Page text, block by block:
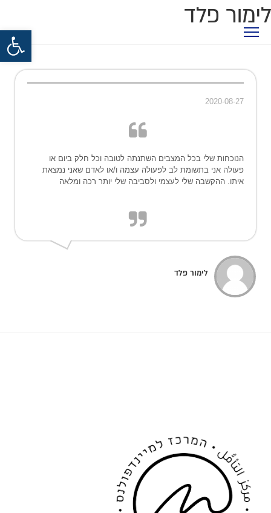
פתח סרגל נגישות
לימור פלד
2020-08-27
הנוכחות שלי בכל המצבים השתנתה לטובה וכל חלק ביום או
פעולה אני בתשומת לב לפעולה עצמה ו/או לאדם שאני נמצאת
איתו. ההקשבה שלי לעצמי ולסביבה שלי יותר רכה ומלאה
לימור פלד